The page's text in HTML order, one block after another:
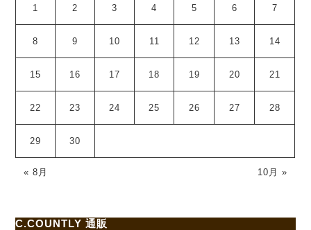
1 2 3 4 5 6 7
8 9 10 11 12 13 14
15 16 17 18 19 20 21
22 23 24 25 26 27 28
29 30
« 8月 10月 »
C.COUNTLY 通販